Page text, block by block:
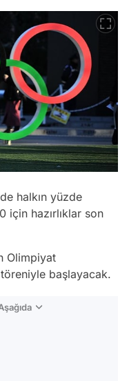
halkın yüzde
için hazırlıklar son
Olimpiyat
töreniyle başlayacak.